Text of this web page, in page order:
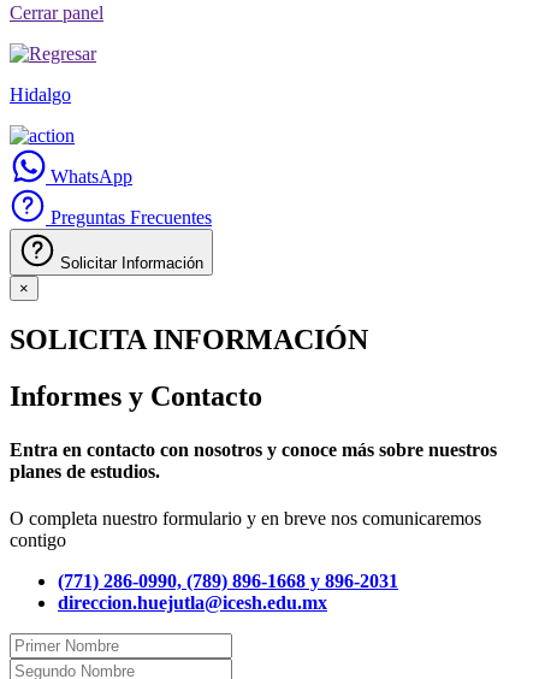
Cerrar panel
Hidalgo
WhatsApp
Preguntas Frecuentes
Solicitar Información
×
SOLICITA INFORMACIÓN
Informes y Contacto
Entra en contacto con nosotros y conoce más sobre nuestros
planes de estudios.
O completa nuestro formulario y en breve nos comunicaremos
contigo
(771) 286-0990, (789) 896-1668 y 896-2031
direccion.huejutla@icesh.edu.mx